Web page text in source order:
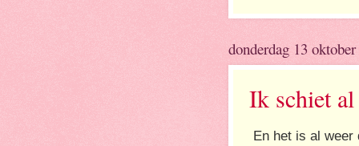
donderdag 13
Ik schiet
En het is al weer